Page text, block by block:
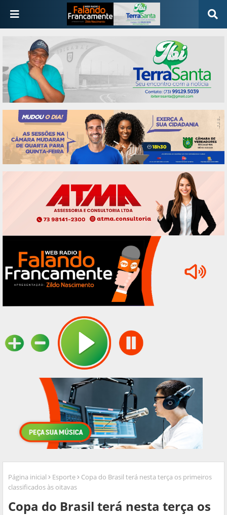
Página inicial Esporte
Copa do Brasil terá nesta terça os primeiros
classificados às oitavas
Copa do Brasil terá nesta terça os